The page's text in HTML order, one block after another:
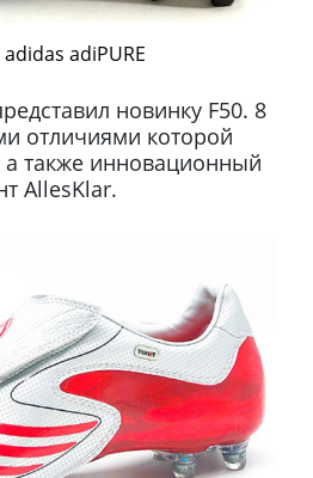
adiPURE
новинку F50. 8
отличиями которой
а также инновационный
AllesKlar.